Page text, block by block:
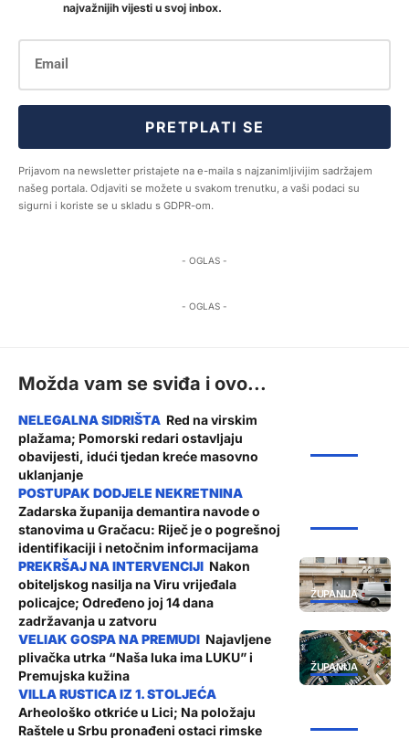
najvažnijih vijesti u svoj inbox.
PRETPLATI SE
Prijavom na newsletter pristajete na e-maila s najzanimljivijim sadržajem
našeg portala. Odjaviti se možete u svakom trenutku, a vaši podaci su
sigurni i koriste se u skladu s GDPR-om.
- OGLAS -
- OGLAS -
Možda vam se sviđa i ovo...
Red na virskim
plažama; Pomorski redari ostavljaju
obavijesti, idući tjedan kreće masovno
uklanjanje
Zadarska županija demantira navode o
stanovima u Gračacu: Riječ je o pogrešnoj
identifikaciji i netočnim informacijama
ŽUPANIJA
Nakon
obiteljskog nasilja na Viru vrijeđala
policajce; Određeno joj 14 dana
zadržavanja u zatvoru
ŽUPANIJA
Najavljene
plivačka utrka “Naša luka ima LUKU” i
Premujska kužina
Arheološko otkriće u Lici; Na položaju
Raštele u Srbu pronađeni ostaci rimske